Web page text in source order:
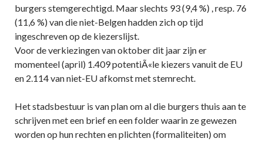
burgers stemgerechtigd. Maar slechts 93 (9,4 %) , resp. 76
(11,6 %) van die niet-Belgen hadden zich op tijd
ingeschreven op de kiezerslijst.
Voor de verkiezingen van oktober dit jaar zijn er
momenteel (april) 1.409 potentiÃ«le kiezers vanuit de EU
en 2.114 van niet-EU afkomst met stemrecht.
Het stadsbestuur is van plan om al die burgers thuis aan te
schrijven met een brief en een folder waarin ze gewezen
worden op hun rechten en plichten (formaliteiten) om